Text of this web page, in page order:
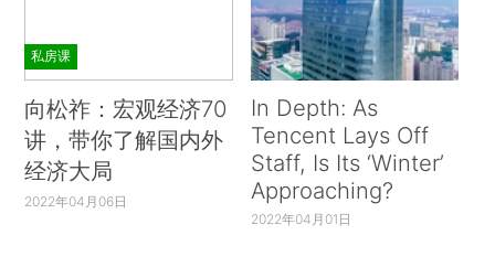
私房课
向松祚：宏观经济70
讲，带你了解国内外
经济大局
2022年04月06日
In Depth: As
Tencent Lays Off
Staff, Is Its ‘Winter’
Approaching?
2022年04月01日